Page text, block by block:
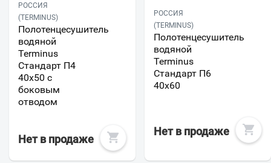
РОССИЯ
(TERMINUS)
Полотенцесушитель
водяной
Terminus
Стандарт П4
40х50 с
боковым
отводом
Нет в продаже
РОССИЯ
(TERMINUS)
Полотенцесушитель
водяной
Terminus
Стандарт П6
40х60
Нет в продаже